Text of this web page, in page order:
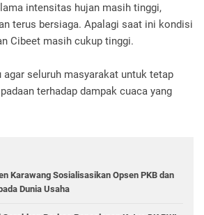
intensitas hujan masih tinggi,
terus bersiaga. Apalagi saat ini kondisi
Cibeet masih cukup tinggi.
agar seluruh masyarakat untuk tetap
terhadap dampak cuaca yang
Karawang Sosialisasikan Opsen PKB dan
Dunia Usaha